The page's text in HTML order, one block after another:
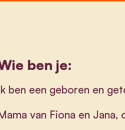
ben je:
ben een geboren en
van Fiona en Jana,